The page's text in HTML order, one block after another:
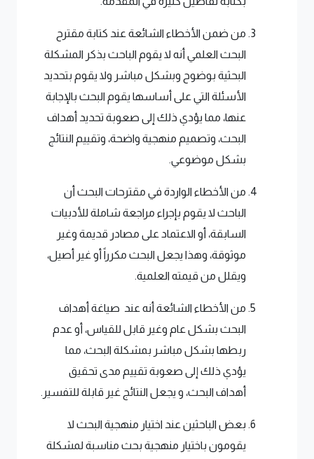
من ضمن الأخطاء الشائعة عند كتابة مقترح
البحث العلمي أنه لا يقوم الباحث بذكر المشكلة
البحثية بوضوح وبشكل مباشر ولا يقوم بتحديد
الأسئلة التي على أساسها يقوم البحث بالإجابة
عنها، مما يؤدي ذلك إلى صعوبة تحديد أهداف
البحث، وتصميم منهجية واضحة، وتقييم النتائج
بشكل موضوعي.
من الأخطاء الواردة في مقترحات البحث أن
الباحث لا يقوم بإجراء مراجعة شاملة للأدبيات
السابقة، أو الاعتماد على مصادر قديمة وغير
موثوقة، وهذا يجعل البحث مكرراً أو غير أصيل،
ويقلل من قيمته العلمية.
من الأخطاء الشائعة أنه عند صياغة أهداف
البحث بشكل عام وغير قابل للقياس، أو عدم
ربطها بشكل مباشر بمشكلة البحث، مما
يؤدي ذلك إلى صعوبة تقييم مدى تحقيق
أهداف البحث، و يجعل النتائج غير قابلة للتفسير.
بعض الباحثين عند اختيار منهجية البحث لا
يقومون باختيار منهجية بحث مناسبة لمشكلة